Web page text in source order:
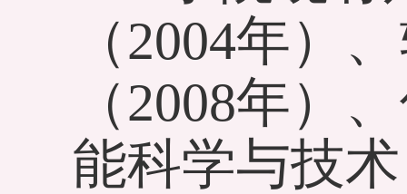
（2004年）
（2008年）
能科学与技